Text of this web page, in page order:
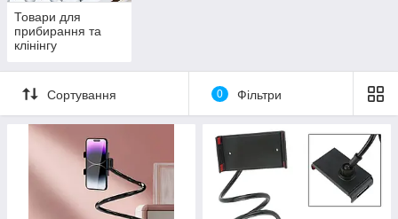
Товари для
прибирання та
клінінгу
Сортування 0 Фільтри